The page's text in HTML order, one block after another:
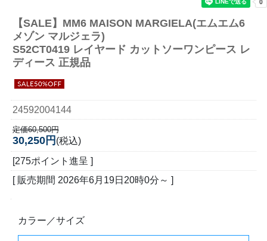
【SALE】 MM6 MAISON MARGIELA(エムエム6
メゾン マルジェラ)
S52CT0419 レイヤード カットソーワンピース レ
ディース 正規品
24592004144
定価60,500円
30,250円 (税込)
[275ポイント進呈 ]
[ 販売期間 2026年6月19日20時0分 ～ ]
カラー／サイズ